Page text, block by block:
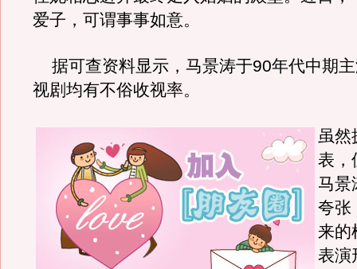
爱子，可谓事事如意。
据可查资料显示，马景涛于90年代中期
视剧均有不俗收视率。
虽然
表，
马景
夸张
来的
表演